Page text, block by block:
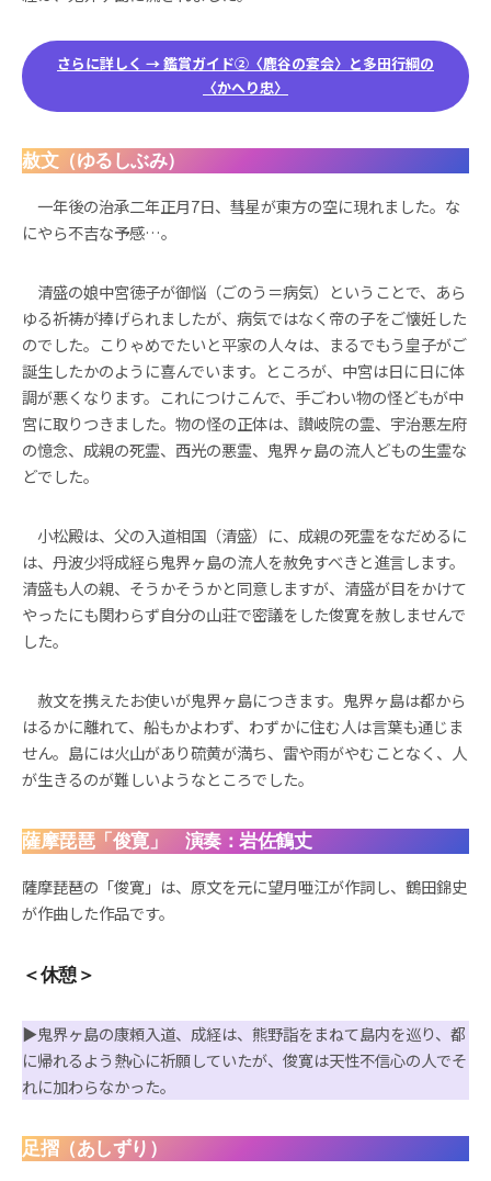
さらに詳しく → 鑑賞ガイド②〈鹿谷の宴会〉と多田行綱の
〈かへり忠〉
赦文（ゆるしぶみ）
一年後の治承二年正月7日、彗星が東方の空に現れました。な
にやら不吉な予感…。
清盛の娘中宮徳子が御悩（ごのう＝病気）ということで、あら
ゆる祈祷が捧げられましたが、病気ではなく帝の子をご懐妊した
のでした。こりゃめでたいと平家の人々は、まるでもう皇子がご
誕生したかのように喜んでいます。ところが、中宮は日に日に体
調が悪くなります。これにつけこんで、手ごわい物の怪どもが中
宮に取りつきました。物の怪の正体は、讃岐院の霊、宇治悪左府
の憶念、成親の死霊、西光の悪霊、鬼界ヶ島の流人どもの生霊な
どでした。
小松殿は、父の入道相国（清盛）に、成親の死霊をなだめるに
は、丹波少将成経ら鬼界ヶ島の流人を赦免すべきと進言します。
清盛も人の親、そうかそうかと同意しますが、清盛が目をかけて
やったにも関わらず自分の山荘で密議をした俊寛を赦しませんで
した。
赦文を携えたお使いが鬼界ヶ島につきます。鬼界ヶ島は都から
はるかに離れて、船もかよわず、わずかに住む人は言葉も通じま
せん。島には火山があり硫黄が満ち、雷や雨がやむことなく、人
が生きるのが難しいようなところでした。
薩摩琵琶「俊寛」 演奏：岩佐鶴丈
薩摩琵琶の「俊寛」は、原文を元に望月唖江が作詞し、鶴田錦史
が作曲した作品です。
＜休憩＞
▶︎鬼界ヶ島の康頼入道、成経は、熊野詣をまねて島内を巡り、都
に帰れるよう熱心に祈願していたが、俊寛は天性不信心の人でそ
れに加わらなかった。
足摺（あしずり）